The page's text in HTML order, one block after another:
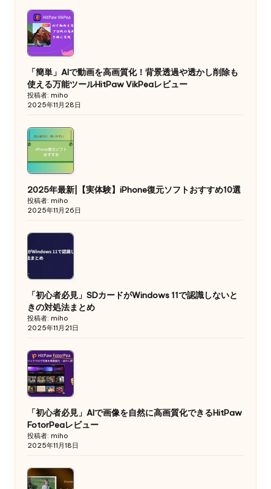
「簡単」AIで動画を高画質化！背景透過や透かし削除も
使える万能ツールHitPaw VikPeaレビュー
投稿者: miho
2025年11月28日
2025年最新|【実体験】iPhone復元ソフトおすすめ10選
投稿者: miho
2025年11月26日
「初心者必見」SDカードがWindows 11で認識しないと
きの対処法まとめ
投稿者: miho
2025年11月21日
「初心者必見」AIで画像を自然に高画質化できるHitPaw
FotorPeaレビュー
投稿者: miho
2025年11月18日